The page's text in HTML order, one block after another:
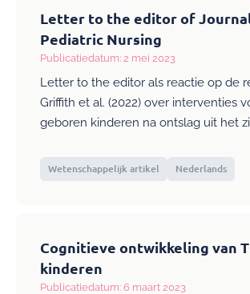
Letter to the editor of
Pediatric Nursing
Publicatiedatum: 2 mei 2023
Letter to the editor als reactie op de
Griffith et al. (2022) over interventies
geboren kinderen na ontslag uit het
Wetenschappelijk artikel Nederlands
Cognitieve ontwikkeling van
kinderen
Publicatiedatum: 6 maart 2023